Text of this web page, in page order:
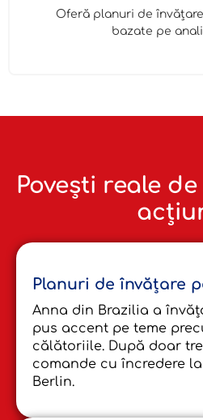
Oferă planuri de
bazate pe
Povești reale
Planuri de învățare
Anna din Brazilia a
pus accent pe teme
călătoriile. După doar
comande cu încredere
Berlin.